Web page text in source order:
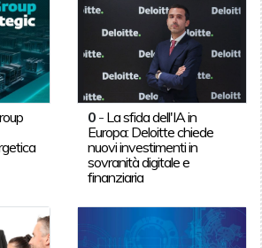
0 - La sfida dell'IA in
Europa: Deloitte chiede
nuovi investimenti in
sovranità digitale e
finanziaria